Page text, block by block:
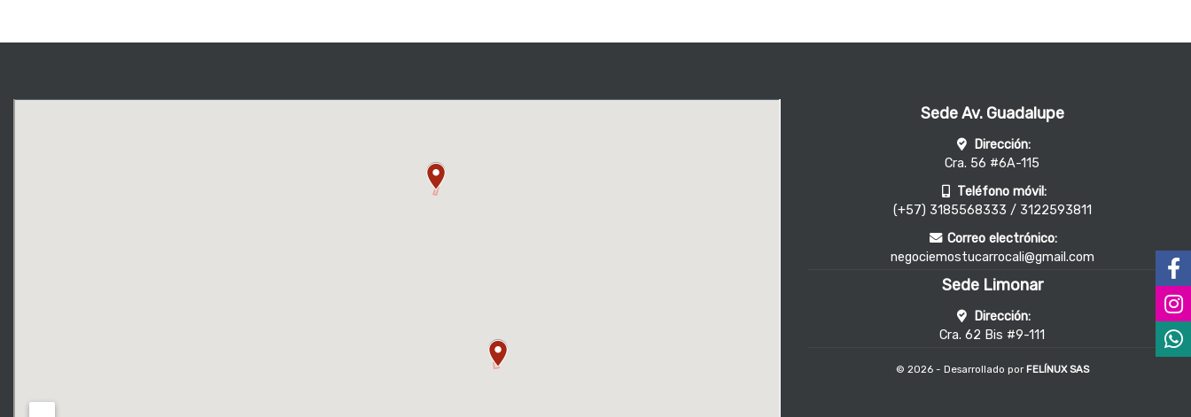
Sede Av. Guadalupe
Dirección:
Cra. 56 #6A-115
Teléfono móvil:
(+57) 3185568333 / 3122593811
Correo electrónico:
negociemostucarrocali@gmail.com
Sede Limonar
Dirección:
Cra. 62 Bis #9-111
© 2026 - Desarrollado porFELÍNUX SAS